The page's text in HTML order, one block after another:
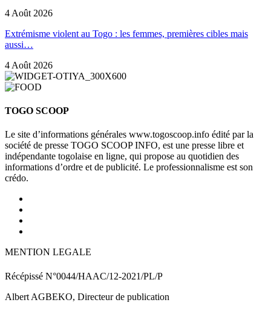
4 Août 2026
Extrémisme violent au Togo : les femmes, premières cibles mais
aussi…
4 Août 2026
TOGO SCOOP
Le site d’informations générales www.togoscoop.info édité par la
société de presse TOGO SCOOP INFO, est une presse libre et
indépendante togolaise en ligne, qui propose au quotidien des
informations d’ordre et de publicité. Le professionnalisme est son
crédo.
MENTION LEGALE
Récépissé N°0044/HAAC/12-2021/PL/P
Albert AGBEKO, Directeur de publication